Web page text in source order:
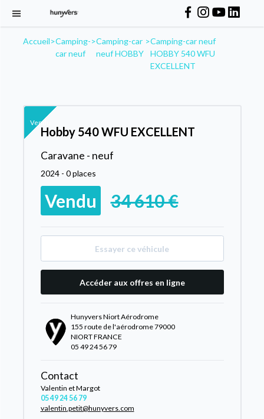
Accueil>Camping-
car neuf
>Camping-car
neuf HOBBY
>Camping-car neuf
HOBBY 540 WFU
EXCELLENT
Vendu
Hobby 540 WFU EXCELLENT
Caravane - neuf
2024 - 0 places
Vendu 34 610 €
Essayer ce véhicule
Accéder aux offres en ligne
Hunyvers Niort Aérodrome
155 route de l'aérodrome 79000
NIORT FRANCE
05 49 24 56 79
Contact
Valentin et Margot
05 49 24 56 79
valentin.petit@hunyvers.com